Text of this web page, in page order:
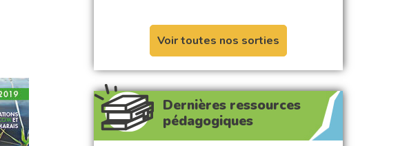
Voir toutes nos sorties
Dernières ressources
pédagogiques